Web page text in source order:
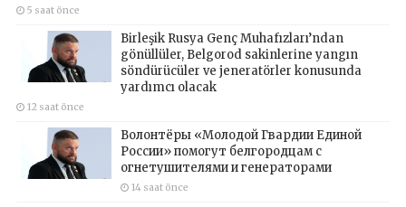
5 saat önce
Birleşik Rusya Genç Muhafızları’ndan
gönüllüler, Belgorod sakinlerine yangın
söndürücüler ve jeneratörler konusunda
yardımcı olacak
12 saat önce
Волонтёры «Молодой Гвардии Единой
России» помогут белгородцам с
огнетушителями и генераторами
14 saat önce